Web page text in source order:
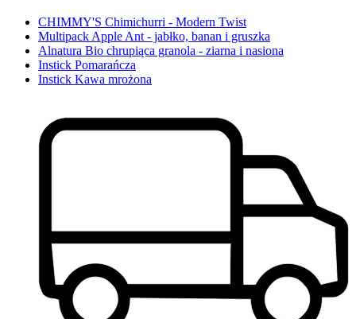
CHIMMY'S Chimichurri - Modern Twist
Multipack Apple Ant - jabłko, banan i gruszka
Alnatura Bio chrupiąca granola - ziarna i nasiona
Instick Pomarańcza
Instick Kawa mrożona